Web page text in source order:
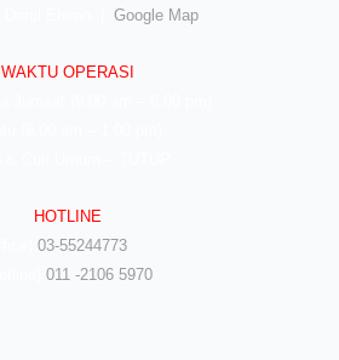
Google Map
WAKTU OPERASI
HOTLINE
03-55244773
011 -2106 5970